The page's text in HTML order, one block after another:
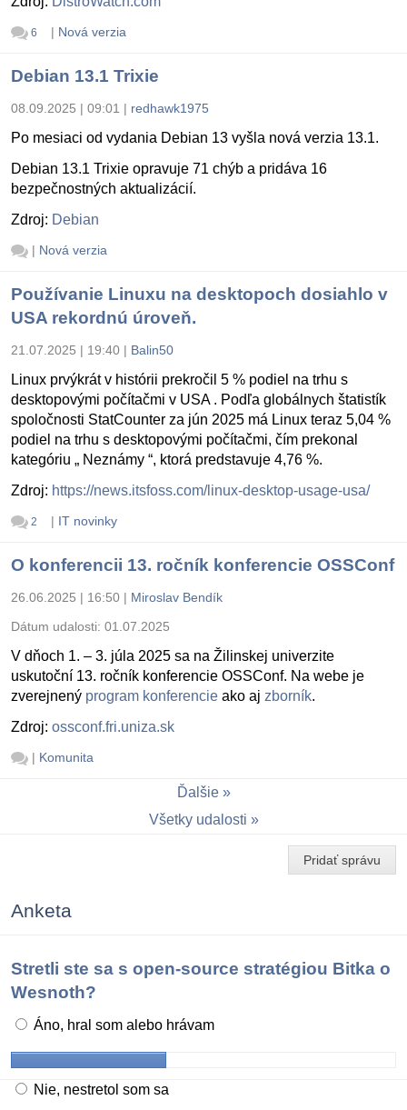
6 | Nová verzia
Debian 13.1 Trixie
08.09.2025 | 09:01 | redhawk1975
Po mesiaci od vydania Debian 13 vyšla nová verzia 13.1.
Debian 13.1 Trixie opravuje 71 chýb a pridáva 16
bezpečnostných aktualizácií.
Zdroj: Debian
| Nová verzia
Používanie Linuxu na desktopoch dosiahlo v
USA rekordnú úroveň.
21.07.2025 | 19:40 | Balin50
Linux prvýkrát v histórii prekročil 5 % podiel na trhu s
desktopovými počítačmi v USA . Podľa globálnych štatistík
spoločnosti StatCounter za jún 2025 má Linux teraz 5,04 %
podiel na trhu s desktopovými počítačmi, čím prekonal
kategóriu „ Neznámy “, ktorá predstavuje 4,76 %.
Zdroj: https://news.itsfoss.com/linux-desktop-usage-usa/
2 | IT novinky
O konferencii 13. ročník konferencie OSSConf
26.06.2025 | 16:50 | Miroslav Bendík
Dátum udalosti: 01.07.2025
V dňoch 1. – 3. júla 2025 sa na Žilinskej univerzite
uskutoční 13. ročník konferencie OSSConf. Na webe je
zverejnený program konferencie ako aj zborník.
Zdroj: ossconf.fri.uniza.sk
| Komunita
Ďalšie
Všetky udalosti
Pridať správu
Anketa
Stretli ste sa s open-source stratégiou Bitka o
Wesnoth?
Áno, hral som alebo hrávam
Nie, nestretol som sa